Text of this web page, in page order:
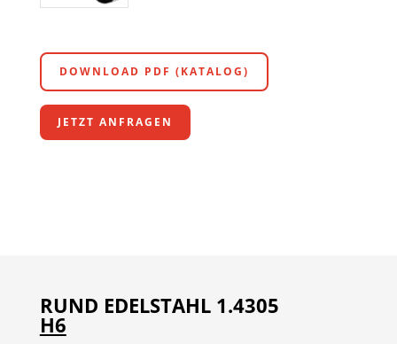
DOWNLOAD PDF (KATALOG)
JETZT ANFRAGEN
RUND EDELSTAHL 1.4305
H6